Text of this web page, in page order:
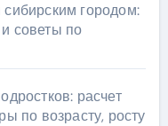
городом:
советы по
расчет
по возрасту, росту